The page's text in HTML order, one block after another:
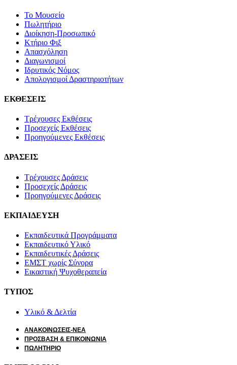
Το Μουσείο
Πωλητήριο
Διοίκηση-Προσωπικό
Κτήριο Φιξ
Απασχόληση
Διαγωνισμοί
Ιδρυτικός Νόμος
Απολογισμοί Δραστηριοτήτων
ΕΚΘΕΣΕΙΣ
Τρέχουσες Εκθέσεις
Προσεχείς Εκθέσεις
Προηγούμενες Εκθέσεις
ΔΡΑΣΕΙΣ
Τρέχουσες Δράσεις
Προσεχείς Δράσεις
Προηγούμενες Δράσεις
ΕΚΠΑΙΔΕΥΣΗ
Εκπαιδευτικά Προγράμματα
Εκπαιδευτικό Υλικό
Εκπαιδευτικές Δράσεις
ΕΜΣΤ χωρίς Σύνορα
Εικαστική Ψυχοθεραπεία
ΤΥΠΟΣ
Υλικό & Δελτία
ΑΝΑΚΟΙΝΩΣΕΙΣ-ΝΕΑ
ΠΡΟΣΒΑΣΗ & ΕΠΙΚΟΙΝΩΝΙΑ
ΠΩΛΗΤΗΡΙΟ